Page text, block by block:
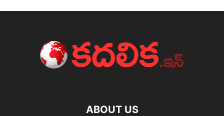
ABOUT US